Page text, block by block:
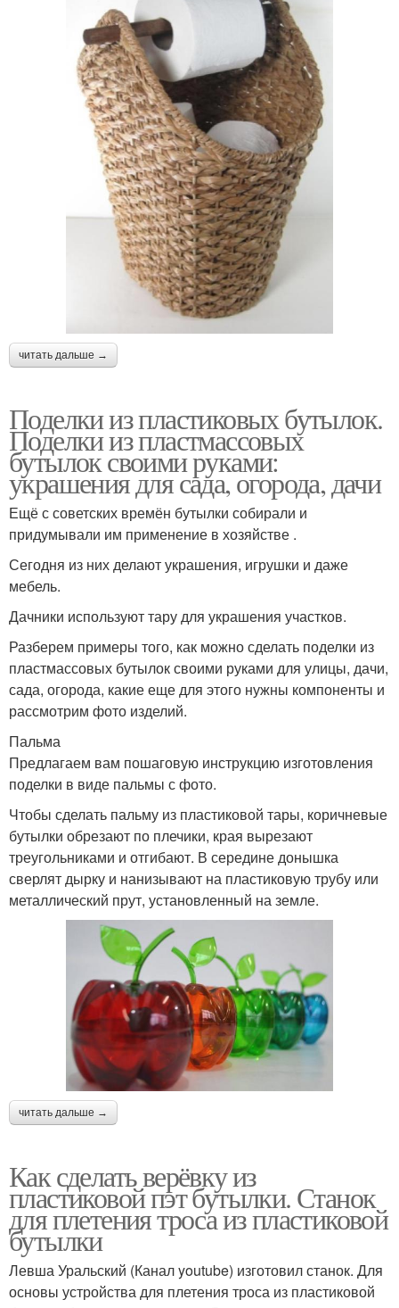
читать дальше →
Поделки из пластиковых бутылок.
Поделки из пластмассовых
бутылок своими руками:
украшения для сада, огорода, дачи
Ещё с советских времён бутылки собирали и
придумывали им применение в хозяйстве .
Сегодня из них делают украшения, игрушки и даже
мебель.
Дачники используют тару для украшения участков.
Разберем примеры того, как можно сделать поделки из
пластмассовых бутылок своими руками для улицы, дачи,
сада, огорода, какие еще для этого нужны компоненты и
рассмотрим фото изделий.
Пальма
Предлагаем вам пошаговую инструкцию изготовления
поделки в виде пальмы с фото.
Чтобы сделать пальму из пластиковой тары, коричневые
бутылки обрезают по плечики, края вырезают
треугольниками и отгибают. В середине донышка
сверлят дырку и нанизывают на пластиковую трубу или
металлический прут, установленный на земле.
читать дальше →
Как сделать верёвку из
пластиковой пэт бутылки. Станок
для плетения троса из пластиковой
бутылки
Левша Уральский (Канал youtube) изготовил станок. Для
основы устройства для плетения троса из пластиковой